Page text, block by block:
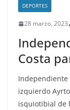
DEPORTES
28 marzo, 2023
Costa
izquierdo
isquiotibial de